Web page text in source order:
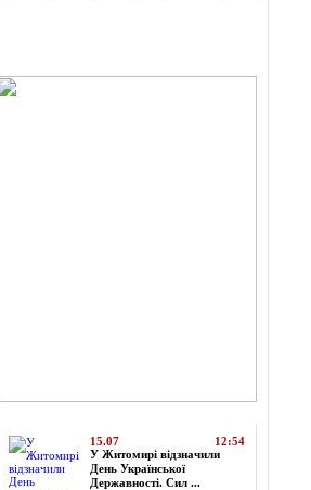
15.07
12:54
У Житомирі відзначили
День Української
Державності. Сил ...